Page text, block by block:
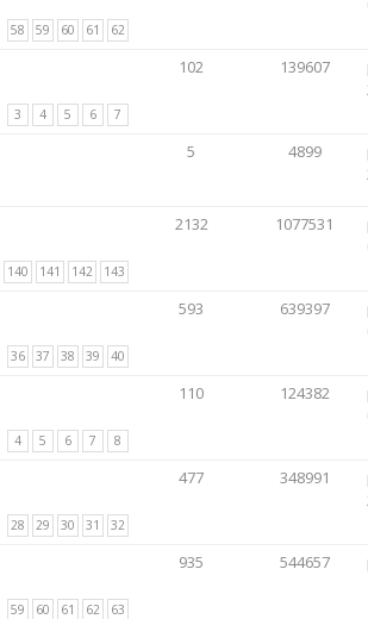
58 59 60 61 62
3 4 5 6 7
102 139607
5 4899
140 141 142 143
2132 1077531
36 37 38 39 40
593 639397
4 5 6 7 8
110 124382
28 29 30 31 32
477 348991
59 60 61 62 63
935 544657